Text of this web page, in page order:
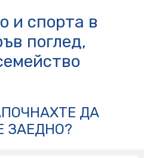
и спорта в
поглед,
ДА
ЗАЕДНО?